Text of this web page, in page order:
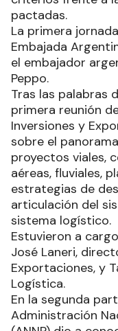
pactadas.
La primera
Embajada
el embajador
Peppo.
Tras las palabras
primera reunión
Inversiones y
sobre el
proyectos viales,
aéreas, fluviales,
estrategias de
articulación del
sistema logístico.
Estuvieron a
José Laneri,
Exportaciones, y
Logística.
En la segunda
Administración